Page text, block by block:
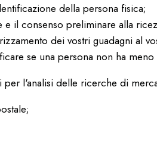
della persona fisica;
e il consenso preliminare alla
dei vostri guadagni al
se una persona non ha meno
per l'analisi delle ricerche di